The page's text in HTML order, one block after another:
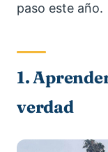
paso este año.
1.
verdad